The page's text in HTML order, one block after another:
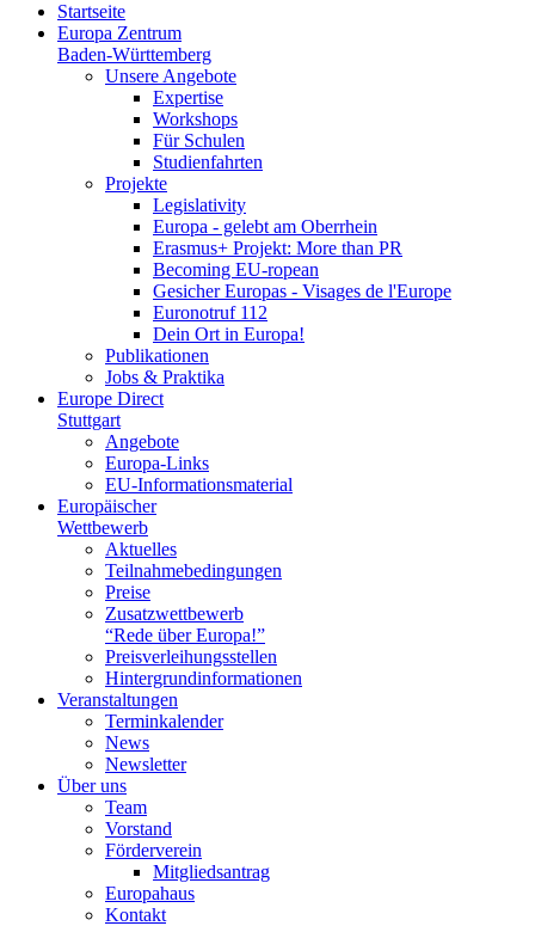
Startseite
Europa Zentrum
Baden-Württemberg
Unsere Angebote
Expertise
Workshops
Für Schulen
Studienfahrten
Projekte
Legislativity
Europa - gelebt am Oberrhein
Erasmus+ Projekt: More than PR
Becoming EU-ropean
Gesicher Europas - Visages de l'Europe
Euronotruf 112
Dein Ort in Europa!
Publikationen
Jobs & Praktika
Europe Direct
Stuttgart
Angebote
Europa-Links
EU-Informationsmaterial
Europäischer
Wettbewerb
Aktuelles
Teilnahme­bedingungen
Preise
Zusatzwettbewerb
“Rede über Europa!”
Preisverleihungsstellen
Hintergrundinformationen
Veranstaltungen
Terminkalender
News
Newsletter
Über uns
Team
Vorstand
Förderverein
Mitgliedsantrag
Europahaus
Kontakt